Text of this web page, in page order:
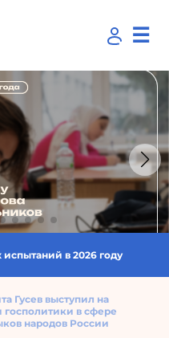
☰
в 2026 году
Гусев выступил на
госполитики в сфере
народов России